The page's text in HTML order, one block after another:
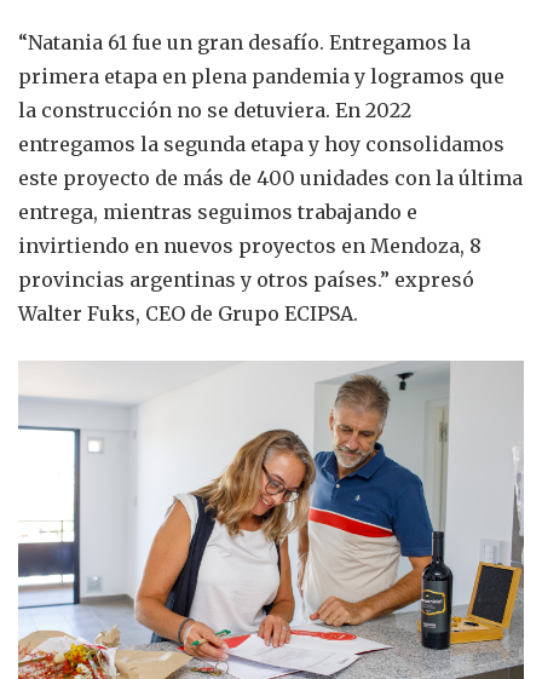
“Natania 61 fue un gran desafío. Entregamos la
primera etapa en plena pandemia y logramos que
la construcción no se detuviera. En 2022
entregamos la segunda etapa y hoy consolidamos
este proyecto de más de 400 unidades con la última
entrega, mientras seguimos trabajando e
invirtiendo en nuevos proyectos en Mendoza, 8
provincias argentinas y otros países.” expresó
Walter Fuks, CEO de Grupo ECIPSA.